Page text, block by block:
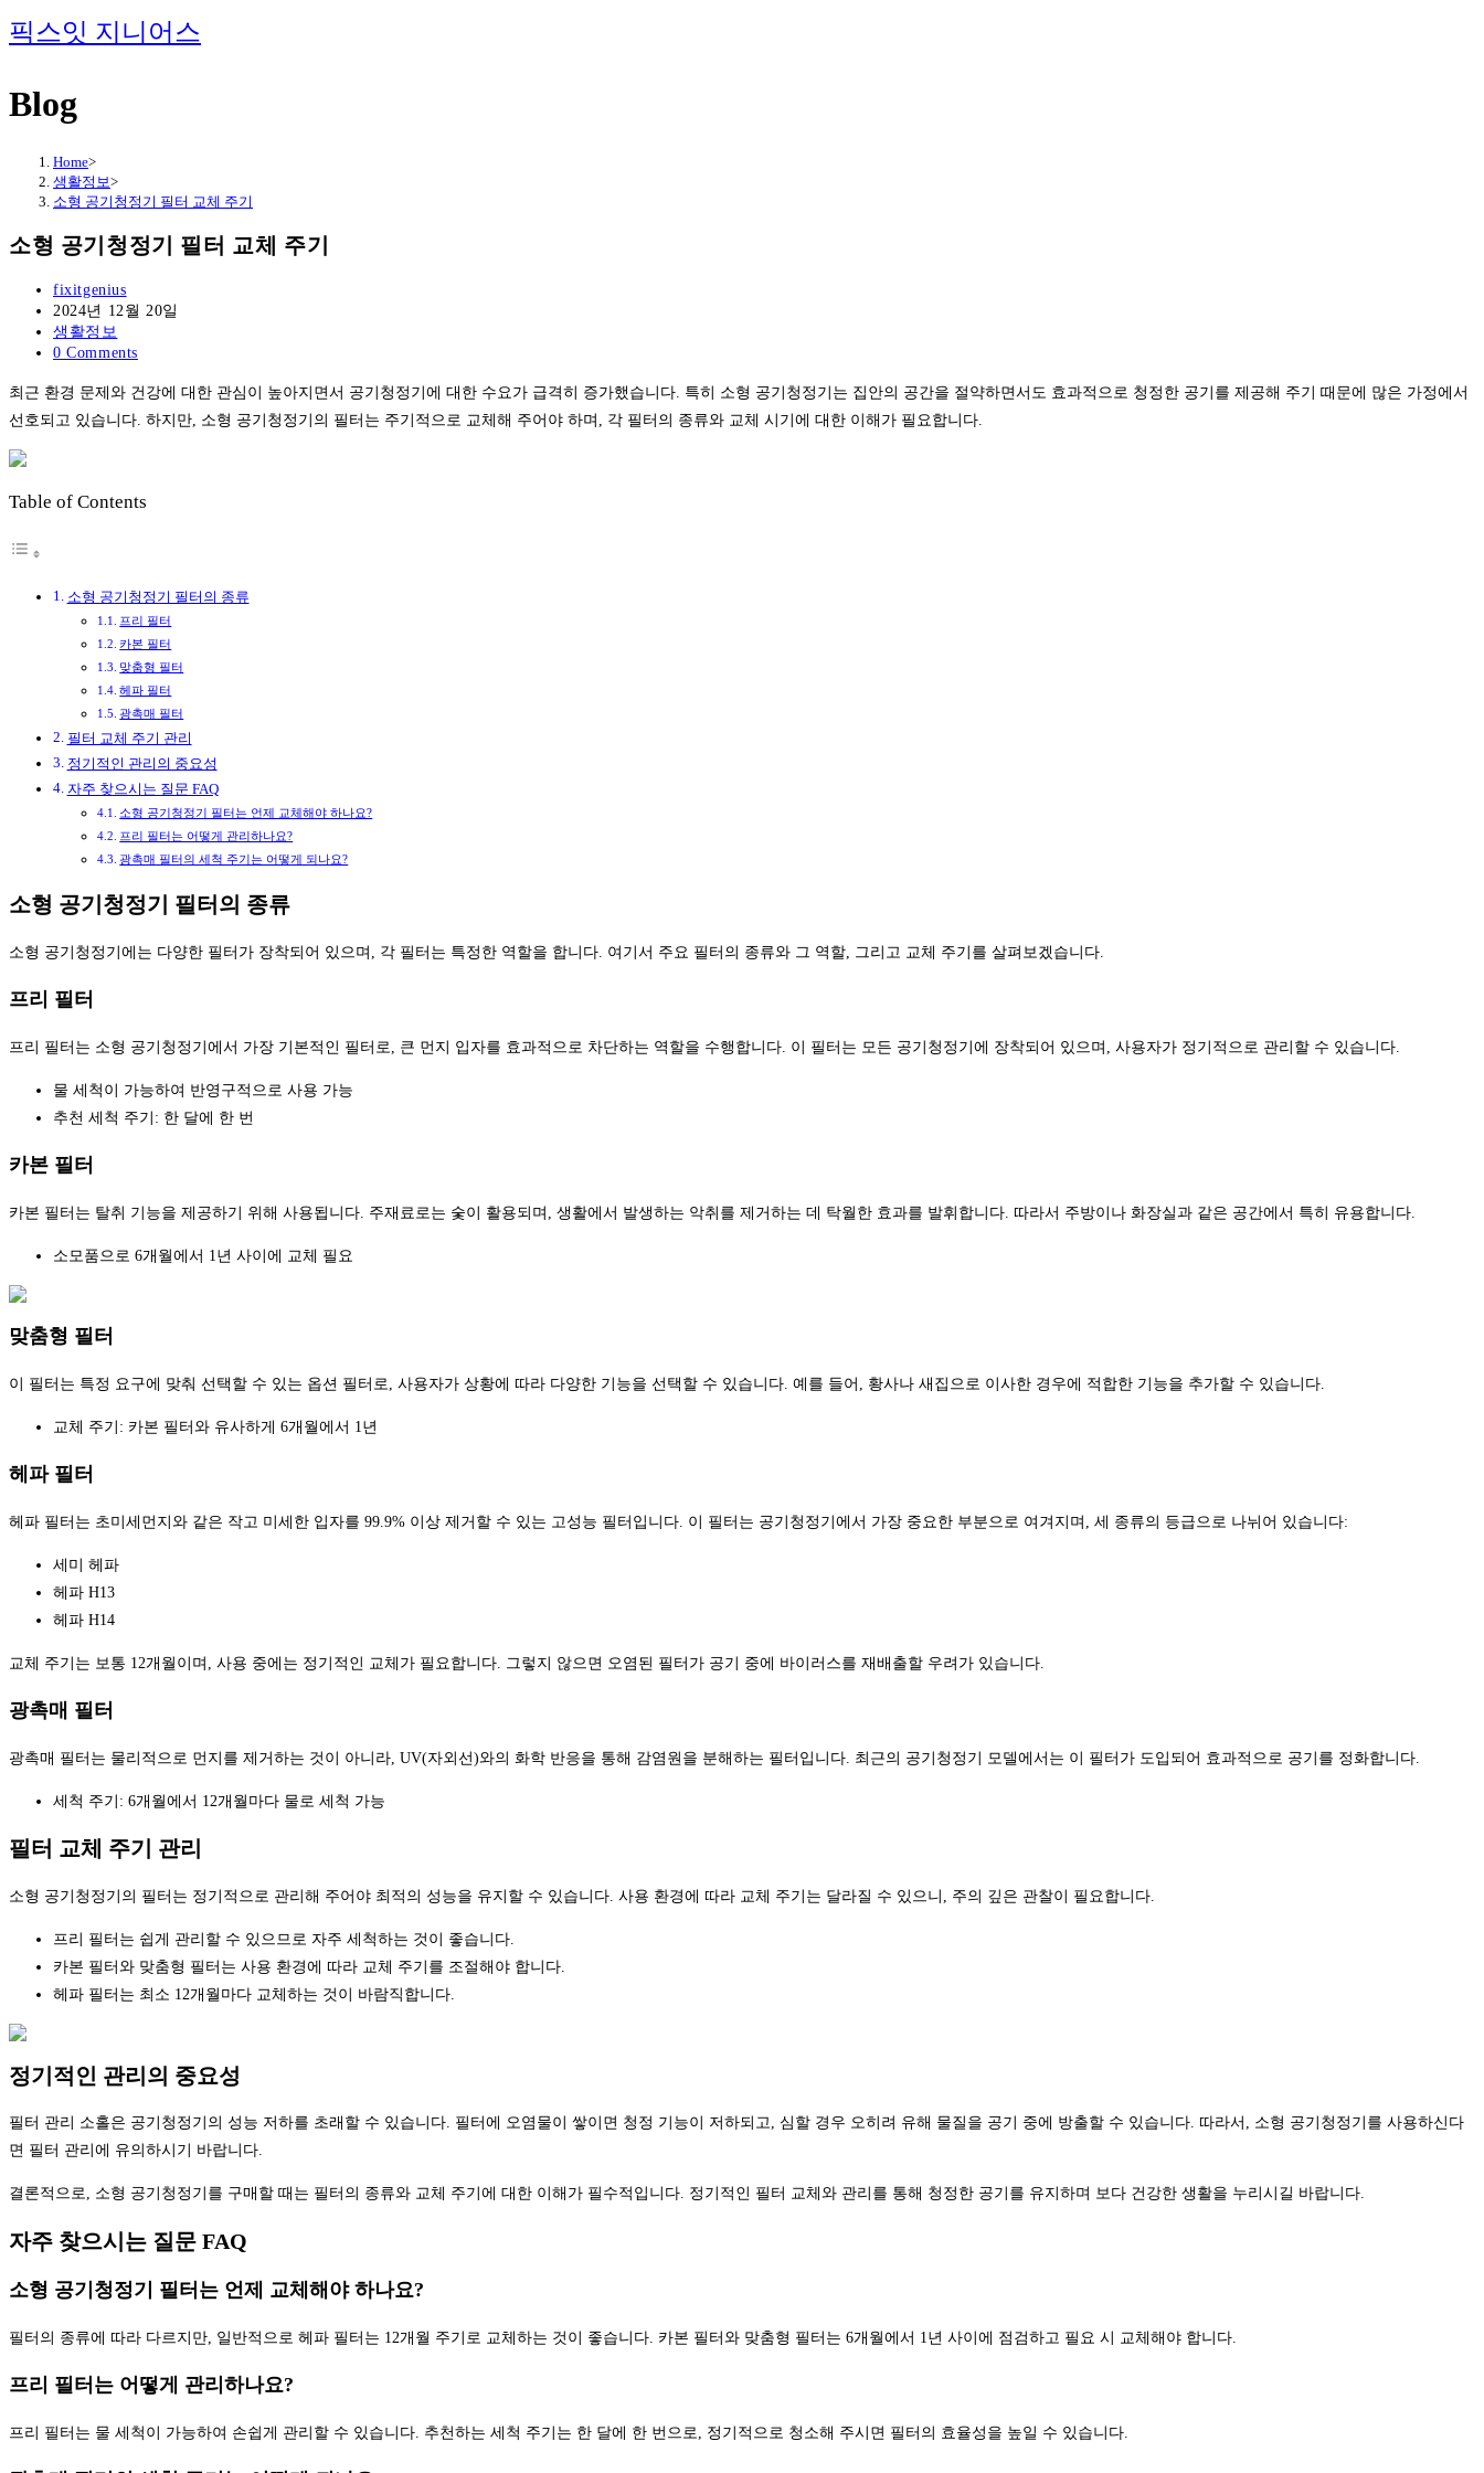
Skip
to
픽스잇 지니어스
Blog
Home>
생활정보>
소형 공기청정기 필터 교체 주기
소형 공기청정기 필터 교체 주기
Post
author:
fixitgenius
Post
published:
2024년 12월 20일
Post
category:
생활정보
Post
0 Comments
최근 환경 문제와 건강에 대한 관심이 높아지면서 공기청정기에 대한 수요가 급격히 증가했습니다. 특히 소형 공기청정기는 집안의 공간을 절약하면서도 효과적으로 청정한 공기를 제공해 주기 때문에 많은 가정에서
선호되고 있습니다. 하지만, 소형 공기청정기의 필터는 주기적으로 교체해 주어야 하며, 각 필터의 종류와 교체 시기에 대한 이해가 필요합니다.
Table of Contents
소형 공기청정기 필터의 종류
프리 필터
카본 필터
맞춤형 필터
헤파 필터
광촉매 필터
필터 교체 주기 관리
정기적인 관리의 중요성
자주 찾으시는 질문 FAQ
소형 공기청정기 필터는 언제 교체해야 하나요?
프리 필터는 어떻게 관리하나요?
광촉매 필터의 세척 주기는 어떻게 되나요?
소형 공기청정기 필터의 종류
소형 공기청정기에는 다양한 필터가 장착되어 있으며, 각 필터는 특정한 역할을 합니다. 여기서 주요 필터의 종류와 그 역할, 그리고 교체 주기를 살펴보겠습니다.
프리 필터
프리 필터는 소형 공기청정기에서 가장 기본적인 필터로, 큰 먼지 입자를 효과적으로 차단하는 역할을 수행합니다. 이 필터는 모든 공기청정기에 장착되어 있으며, 사용자가 정기적으로 관리할 수 있습니다.
물 세척이 가능하여 반영구적으로 사용 가능
추천 세척 주기: 한 달에 한 번
카본 필터
카본 필터는 탈취 기능을 제공하기 위해 사용됩니다. 주재료로는 숯이 활용되며, 생활에서 발생하는 악취를 제거하는 데 탁월한 효과를 발휘합니다. 따라서 주방이나 화장실과 같은 공간에서 특히 유용합니다.
소모품으로 6개월에서 1년 사이에 교체 필요
맞춤형 필터
이 필터는 특정 요구에 맞춰 선택할 수 있는 옵션 필터로, 사용자가 상황에 따라 다양한 기능을 선택할 수 있습니다. 예를 들어, 황사나 새집으로 이사한 경우에 적합한 기능을 추가할 수 있습니다.
교체 주기: 카본 필터와 유사하게 6개월에서 1년
헤파 필터
헤파 필터는 초미세먼지와 같은 작고 미세한 입자를 99.9% 이상 제거할 수 있는 고성능 필터입니다. 이 필터는 공기청정기에서 가장 중요한 부분으로 여겨지며, 세 종류의 등급으로 나뉘어 있습니다:
세미 헤파
헤파 H13
헤파 H14
교체 주기는 보통 12개월이며, 사용 중에는 정기적인 교체가 필요합니다. 그렇지 않으면 오염된 필터가 공기 중에 바이러스를 재배출할 우려가 있습니다.
광촉매 필터
광촉매 필터는 물리적으로 먼지를 제거하는 것이 아니라, UV(자외선)와의 화학 반응을 통해 감염원을 분해하는 필터입니다. 최근의 공기청정기 모델에서는 이 필터가 도입되어 효과적으로 공기를 정화합니다.
세척 주기: 6개월에서 12개월마다 물로 세척 가능
필터 교체 주기 관리
소형 공기청정기의 필터는 정기적으로 관리해 주어야 최적의 성능을 유지할 수 있습니다. 사용 환경에 따라 교체 주기는 달라질 수 있으니, 주의 깊은 관찰이 필요합니다.
프리 필터는 쉽게 관리할 수 있으므로 자주 세척하는 것이 좋습니다.
카본 필터와 맞춤형 필터는 사용 환경에 따라 교체 주기를 조절해야 합니다.
헤파 필터는 최소 12개월마다 교체하는 것이 바람직합니다.
정기적인 관리의 중요성
필터 관리 소홀은 공기청정기의 성능 저하를 초래할 수 있습니다. 필터에 오염물이 쌓이면 청정 기능이 저하되고, 심할 경우 오히려 유해 물질을 공기 중에 방출할 수 있습니다. 따라서, 소형 공기청정기를 사용하신다
면 필터 관리에 유의하시기 바랍니다.
결론적으로, 소형 공기청정기를 구매할 때는 필터의 종류와 교체 주기에 대한 이해가 필수적입니다. 정기적인 필터 교체와 관리를 통해 청정한 공기를 유지하며 보다 건강한 생활을 누리시길 바랍니다.
자주 찾으시는 질문 FAQ
소형 공기청정기 필터는 언제 교체해야 하나요?
필터의 종류에 따라 다르지만, 일반적으로 헤파 필터는 12개월 주기로 교체하는 것이 좋습니다. 카본 필터와 맞춤형 필터는 6개월에서 1년 사이에 점검하고 필요 시 교체해야 합니다.
프리 필터는 어떻게 관리하나요?
프리 필터는 물 세척이 가능하여 손쉽게 관리할 수 있습니다. 추천하는 세척 주기는 한 달에 한 번으로, 정기적으로 청소해 주시면 필터의 효율성을 높일 수 있습니다.